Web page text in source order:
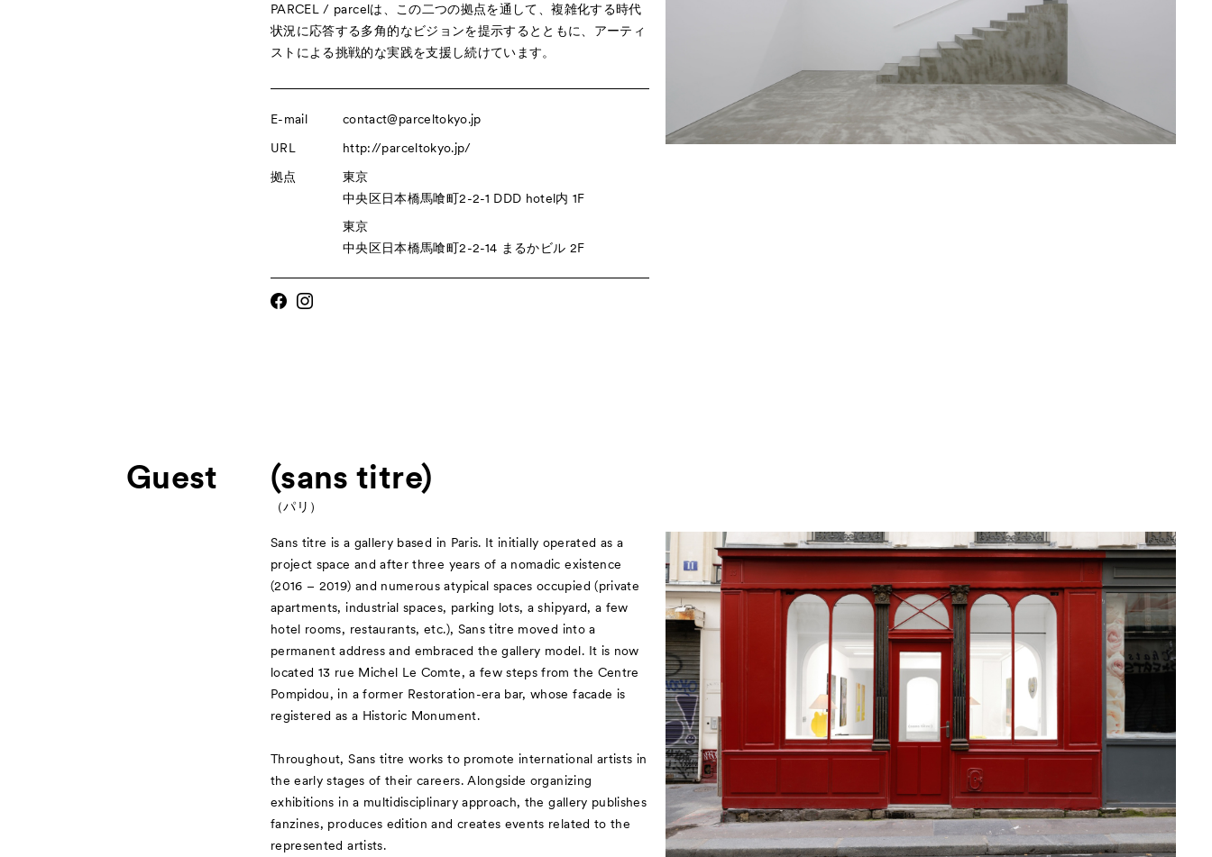
PARCEL / parcelは、この二つの拠点を通して、複雑化する時代
状況に応答する多角的なビジョンを提示するとともに、アーティ
ストによる挑戦的な実践を支援し続けています。
E-mail
contact@parceltokyo.jp
URL
http://parceltokyo.jp/
拠点
東京
中央区日本橋馬喰町2-2-1 DDD hotel内 1F
東京
中央区日本橋馬喰町2-2-14 まるかビル 2F
Guest (sans titre)
（パリ）
Sans titre is a gallery based in Paris. It initially operated as a
project space and after three years of a nomadic existence
(2016 – 2019) and numerous atypical spaces occupied (private
apartments, industrial spaces, parking lots, a shipyard, a few
hotel rooms, restaurants, etc.), Sans titre moved into a
permanent address and embraced the gallery model. It is now
located 13 rue Michel Le Comte, a few steps from the Centre
Pompidou, in a former Restoration-era bar, whose facade is
registered as a Historic Monument.
Throughout, Sans titre works to promote international artists in
the early stages of their careers. Alongside organizing
exhibitions in a multidisciplinary approach, the gallery publishes
fanzines, produces edition and creates events related to the
represented artists.